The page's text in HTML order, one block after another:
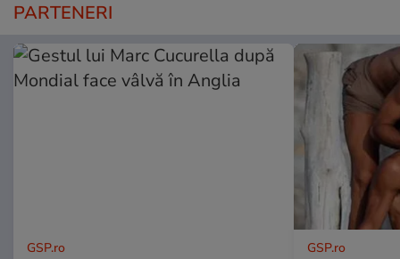
PARTENERI
GSP.ro GSP.ro